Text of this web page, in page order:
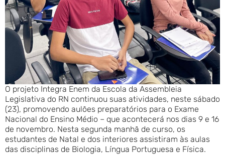
O projeto Integra Enem da Escola da Assembleia
Legislativa do RN continuou suas atividades, neste sábado
(23), promovendo aulões preparatórios para o Exame
Nacional do Ensino Médio – que acontecerá nos dias 9 e 16
de novembro. Nesta segunda manhã de curso, os
estudantes de Natal e dos interiores assistiram às aulas
das disciplinas de Biologia, Língua Portuguesa e Física.